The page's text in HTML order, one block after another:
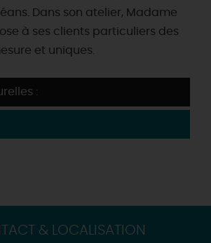
TOUT L'AGENDA
Dans son atelier, Madame
à ses clients particuliers des
et uniques.
:
& LOCALISATION